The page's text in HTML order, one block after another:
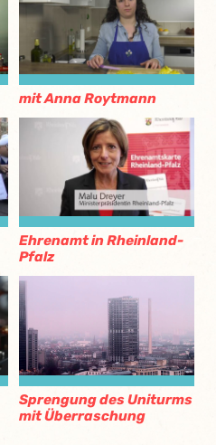
mit Anna Roytmann
Ehrenamt in Rheinland-
Pfalz
Sprengung des Uniturms
mit Überraschung